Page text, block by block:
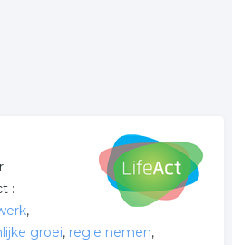
:
,
groei, regie nemen,